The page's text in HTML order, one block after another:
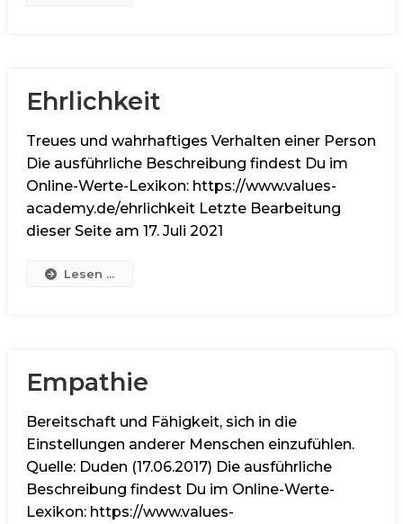
Ehrlichkeit
Treues und wahrhaftiges Verhalten einer Person
Die ausführliche Beschreibung findest Du im
Online-Werte-Lexikon: https://www.values-
academy.de/ehrlichkeit Letzte Bearbeitung
dieser Seite am 17. Juli 2021
Lesen ...
Empathie
Bereitschaft und Fähigkeit, sich in die
Einstellungen anderer Menschen einzufühlen.
Quelle: Duden (17.06.2017) Die ausführliche
Beschreibung findest Du im Online-Werte-
Lexikon: https://www.values-